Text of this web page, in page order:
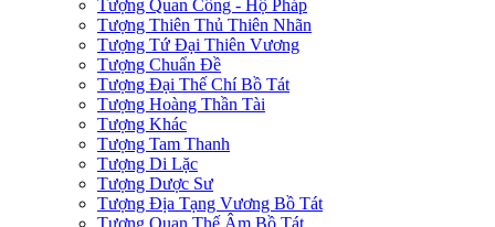
Tượng Quan Công - Hộ Pháp
Tượng Thiên Thủ Thiên Nhãn
Tượng Tứ Đại Thiên Vương
Tượng Chuẩn Đề
Tượng Đại Thế Chí Bồ Tát
Tượng Hoàng Thần Tài
Tượng Khác
Tượng Tam Thanh
Tượng Di Lặc
Tượng Dược Sư
Tượng Địa Tạng Vương Bồ Tát